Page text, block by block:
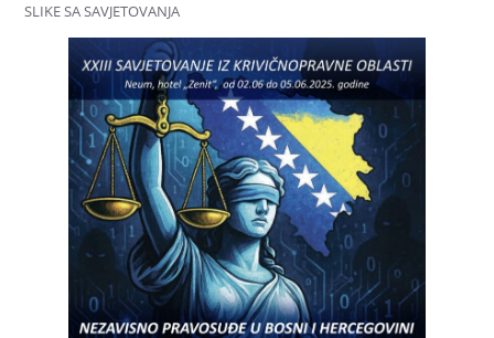
SLIKE SA SAVJETOVANJA